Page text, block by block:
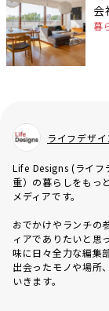
会
暮
ライフデザ
Life Designs (ライフ
重）の暮らしをもっ
メディアです。
おでかけやランチの
ィアでありたいと思
味に日々全力な編集
出会ったモノや場所
いきます。